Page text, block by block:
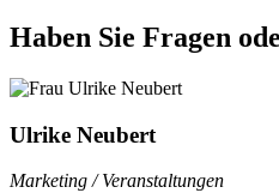
Haben Sie Fragen
Ulrike Neubert
Marketing / Veranstaltungen